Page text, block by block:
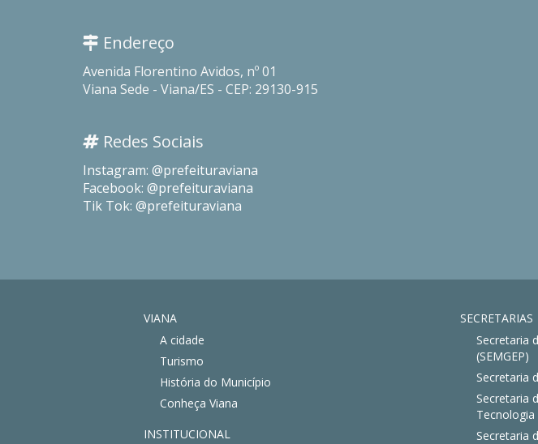
Endereço
Avenida Florentino Avidos, nº 01
Viana Sede - Viana/ES - CEP: 29130-915
Redes Sociais
Instagram: @prefeituraviana
Facebook: @prefeituraviana
Tik Tok: @prefeituraviana
VIANA
A cidade
Turismo
História do Município
Conheça Viana
INSTITUCIONAL
SECRETARIAS
Secretaria
(SEMGEP)
Secretaria
Secretaria
Tecnologia
Secretaria